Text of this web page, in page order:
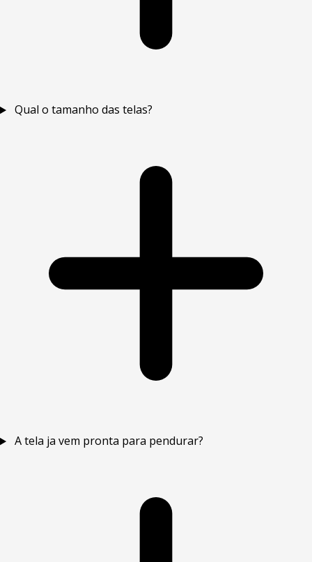
Qual o tamanho das telas?
A tela ja vem pronta para pendurar?